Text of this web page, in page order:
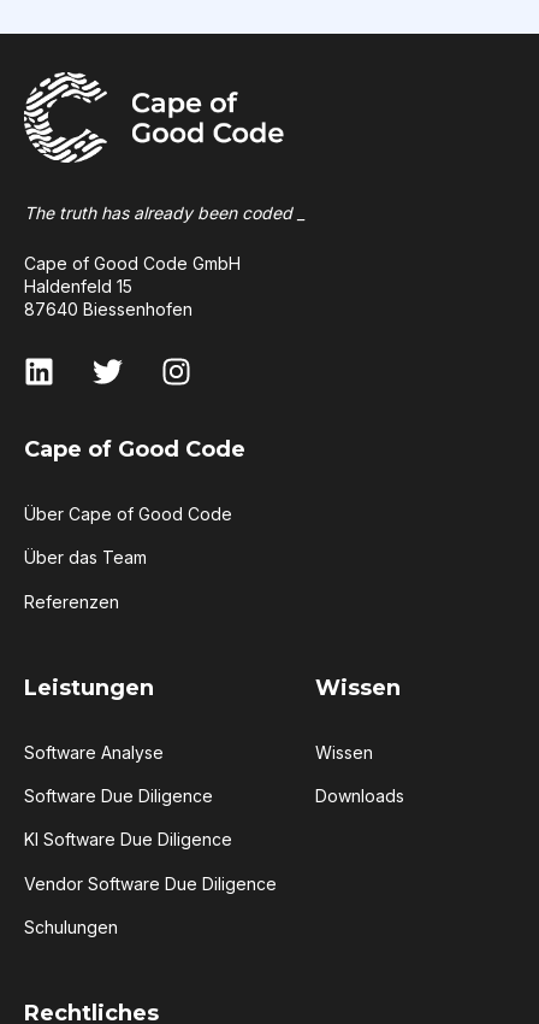
The truth has already been coded _
Cape of Good Code GmbH
Haldenfeld 15
87640 Biessenhofen
Cape of Good Code
Über Cape of Good Code
Über das Team
Referenzen
Leistungen
Software Analyse
Software Due Diligence
KI Software Due Diligence
Vendor Software Due Diligence
Schulungen
Wissen
Wissen
Downloads
Rechtliches